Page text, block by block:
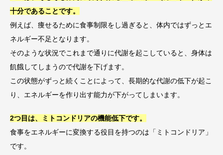
十分であることです。
例えば、痩せるために食事制限をし過ぎると、体内ではずっとエ
ネルギー不足となります。
そのような状況でこれまで通りに代謝を起こしていると、身体は
飢餓してしまうので代謝を下げます。
この状態がずっと続くことによって、長期的な代謝の低下が起こ
り、エネルギーを作り出す能力が下がってしまいます。
2つ目は、ミトコンドリアの機能低下です。
食事をエネルギーに変換する役目を持つのは「ミトコンドリア」
です。